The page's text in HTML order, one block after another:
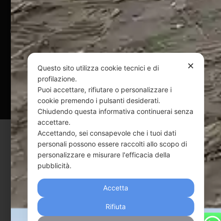
@ Copyright 2024 Webpesca è un brand Intent di Federico
Andrenacci P.Iva 01917920678
Via G. Galilei n. 2 – 64018 Tortoreto TE | REA TE-168019 |
Mail:
info@webpesca.it| Pec:federicoandrenacci@pec.it
Questo sito è protetto da Google reCAPTCHA
v3,
Privacy PolicyeTerms of Servicedi Google.
✕
Questo sito utilizza cookie tecnici e di
profilazione.
Puoi accettare, rifiutare o personalizzare i
cookie premendo i pulsanti desiderati.
Chiudendo questa informativa continuerai senza
accettare.
Accettando, sei consapevole che i tuoi dati
personali possono essere raccolti allo scopo di
personalizzare e misurare l'efficacia della
pubblicità.
Accetta
Rifiuta